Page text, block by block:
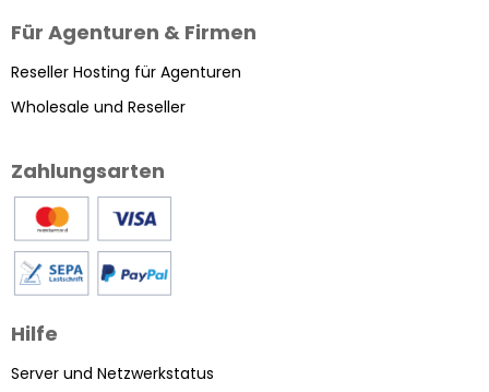
Für Agenturen & Firmen
Reseller Hosting für Agenturen
Wholesale und Reseller
Zahlungsarten
Hilfe
Server und Netzwerkstatus